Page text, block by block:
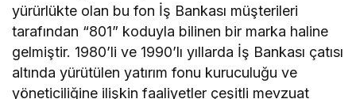
yürürlükte olan bu fon İş Bankası müşterileri
tarafından “801” koduyla bilinen bir marka haline
gelmiştir. 1980’li ve 1990’lı yıllarda İş Bankası çatısı
altında yürütülen yatırım fonu kuruculuğu ve
yöneticiliğine ilişkin faaliyetler çeşitli mevzuat